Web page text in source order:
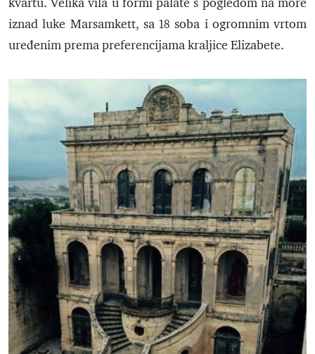
iznad luke Marsamkett, sa 18 soba i ogromnim vrtom
uređenim prema preferencijama kraljice Elizabete.